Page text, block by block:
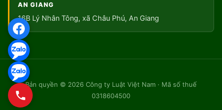
AN GIANG
16B Lý Nhân Tông, xã Châu Phú, An Giang
Bản quyền © 2026 Công ty Luật Việt Nam · Mã số thuế
0318604500